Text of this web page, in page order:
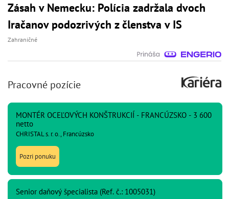
Zásah v Nemecku: Polícia zadržala dvoch
Iračanov podozrivých z členstva v IS
Zahraničné
Pracovné pozície
MONTÉR OCEĽOVÝCH KONŠTRUKCIÍ - FRANCÚZSKO - 3 600
netto
CHRISTAL s. r. o., Francúzsko
Pozri ponuku
Senior daňový špecialista (Ref. č.: 1005031)